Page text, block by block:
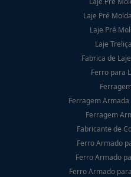
Laje Pré
Laje Pré
Laje
Fabrica de
Ferro para
Ferragem
Ferragem
Fabricante de
Ferro Armado
Ferro Armado
Ferro Armado